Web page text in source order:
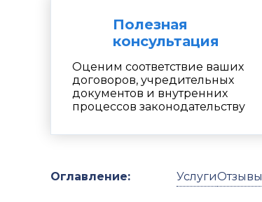
Полезная
консультация
Оценим соответствие ваших
договоров, учредительных
документов и внутренних
процессов законодательству
Оглавление: УслугиОтзывы